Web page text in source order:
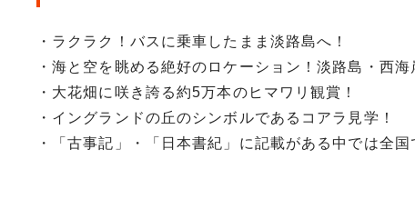
・ラクラク！バスに乗車したまま淡路島へ！
・海と空を眺める絶好のロケーション！淡路島・西
・大花畑に咲き誇る約5万本のヒマワリ観賞！
・イングランドの丘のシンボルであるコアラ見学！
・「古事記」・「日本書紀」に記載がある中では全国